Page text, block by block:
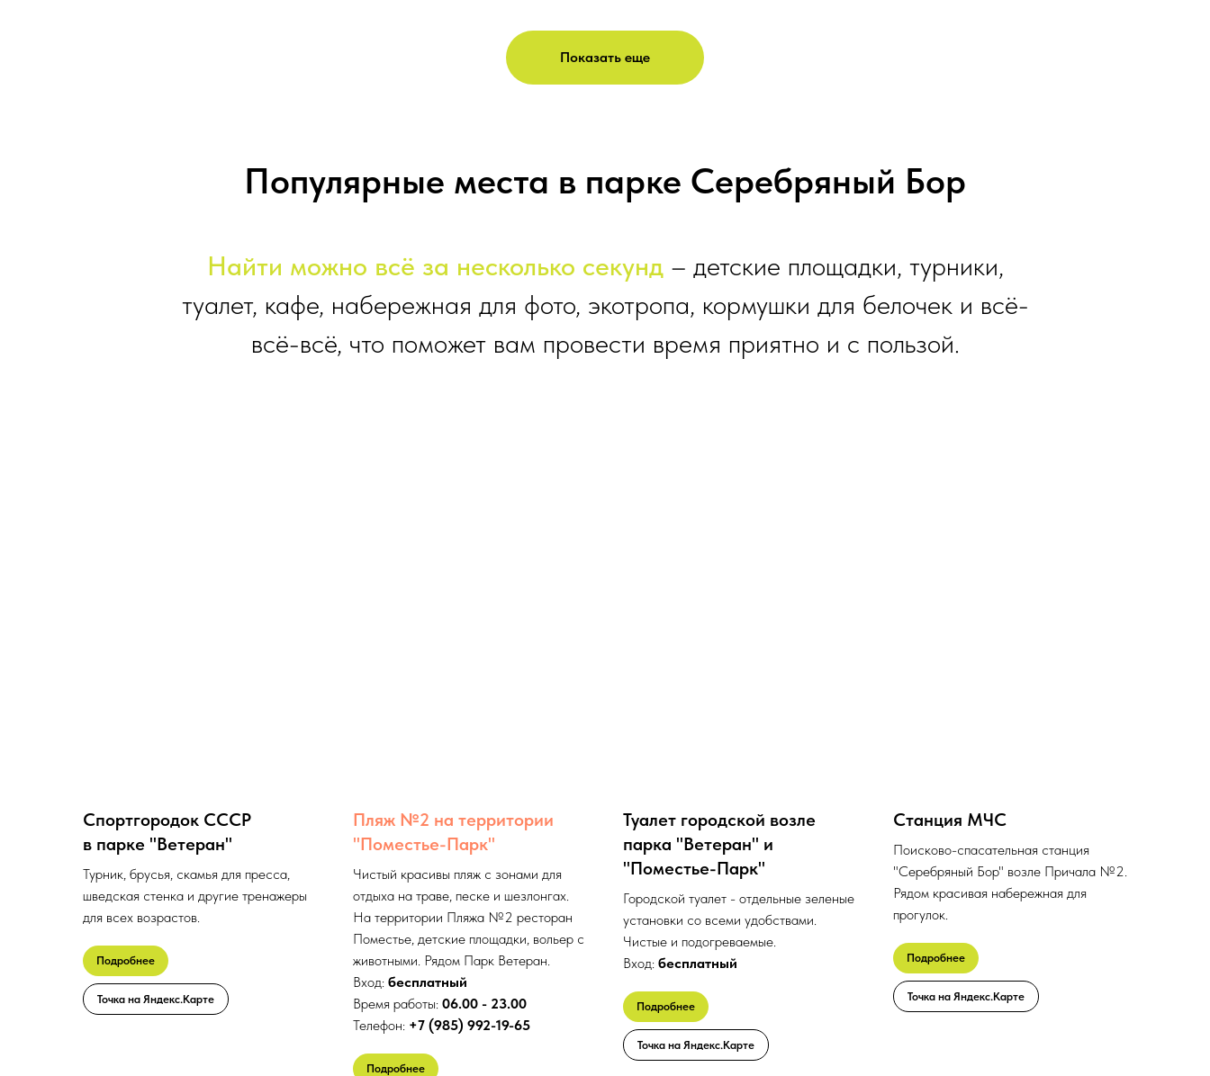
Показать еще
Популярные места в парке Серебряный Бор
Найти можно всё за несколько секунд– детские площадки, турники,
туалет, кафе, набережная для фото, экотропа, кормушки для белочек и всё-
всё-всё, что поможет вам провести время приятно и с пользой.
Спортгородок СССР
в парке "Ветеран"
Турник, брусья, скамья для пресса,
шведская стенка и другие тренажеры
для всех возрастов.
Подробнее
Точка на Яндекс.Карте
Пляж №2 на территории
"Поместье-Парк"
Чистый красивы пляж с зонами для
отдыха на траве, песке и шезлонгах.
На территории Пляжа №2 ресторан
Поместье, детские площадки, вольер с
животными. Рядом Парк Ветеран.
Вход: бесплатный
Время работы: 06.00 - 23.00
Телефон: +7 (985) 992-19-65
Подробнее
Туалет городской возле
парка "Ветеран" и
"Поместье-Парк"
Городской туалет - отдельные зеленые
установки со всеми удобствами.
Чистые и подогреваемые.
Вход: бесплатный
Подробнее
Точка на Яндекс.Карте
Станция МЧС
Поисково-спасательная станция
"Серебряный Бор" возле Причала №2.
Рядом красивая набережная для
прогулок.
Подробнее
Точка на Яндекс.Карте